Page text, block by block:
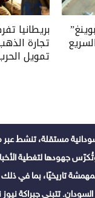
بريطانيا
تجارة
تمويل
مستقلة، تنشط عبر
جهودها لتغطية
تاريخيًا، بما في ذلك
تتبنى جبراكة نيوز